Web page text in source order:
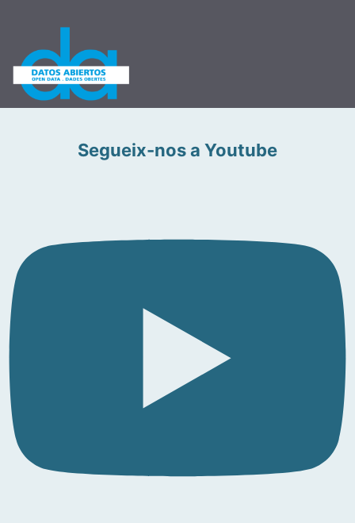
Segueix-nos a Youtube